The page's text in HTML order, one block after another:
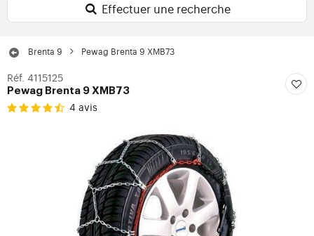
Effectuer une recherche
Brenta 9 Pewag Brenta 9 XMB73
Réf. 4115125
Pewag Brenta 9 XMB73
4 avis